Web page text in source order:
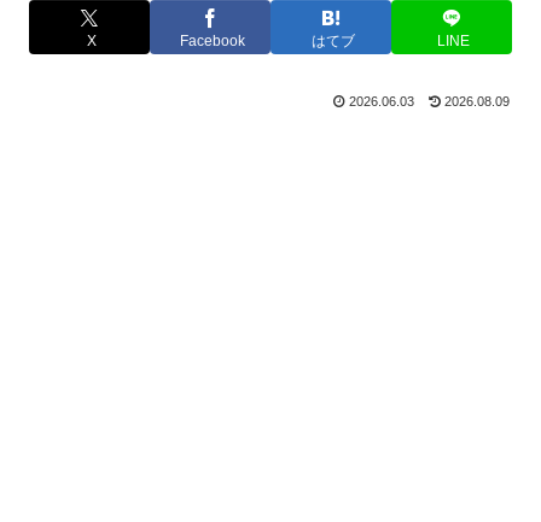
X Facebook はてブ LINE
2026.06.03 2026.08.09